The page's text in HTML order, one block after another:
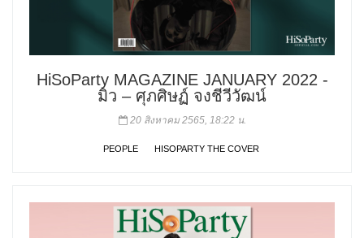
HiSoParty MAGAZINE JANUARY 2022 -
มิว – ศุภศิษฏ์ จงชีวีวัฒน์
20 สิงหาคม 2565, 18:22 น.
PEOPLE HISOPARTY THE COVER